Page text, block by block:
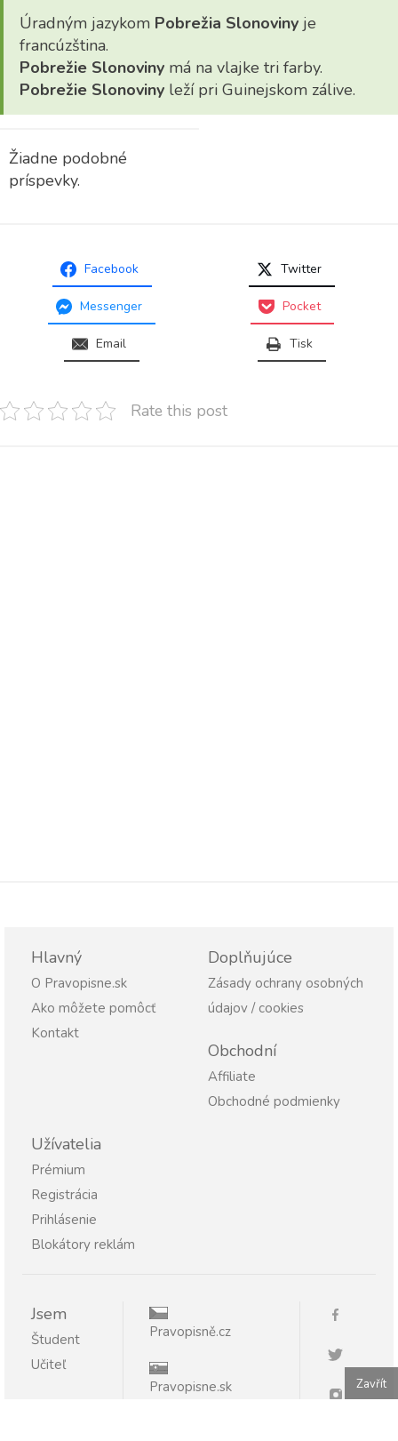
Úradným jazykom Pobrežia Slonoviny je
francúzština.
Pobrežie Slonoviny má na vlajke tri farby.
Pobrežie Slonoviny leží pri Guinejskom zálive.
Žiadne podobné
príspevky.
Facebook Twitter
Messenger Pocket
Email Tisk
Rate this post
Hlavný
O Pravopisne.sk
Ako môžete pomôcť
Kontakt
Doplňujúce
Zásady ochrany osobných
údajov / cookies
Obchodní
Affiliate
Obchodné podmienky
Užívatelia
Prémium
Registrácia
Prihlásenie
Blokátory reklám
Jsem
Študent
Učiteľ
Pravopisně.cz
Pravopisne.sk Zavřít